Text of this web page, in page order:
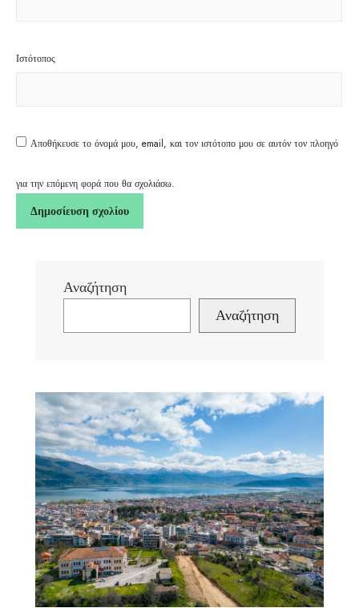
Ιστότοπος
Αποθήκευσε το όνομά μου, email, και τον ιστότοπο μου σε αυτόν τον πλοηγό
για την επόμενη φορά που θα σχολιάσω.
Αναζήτηση
Αναζήτηση